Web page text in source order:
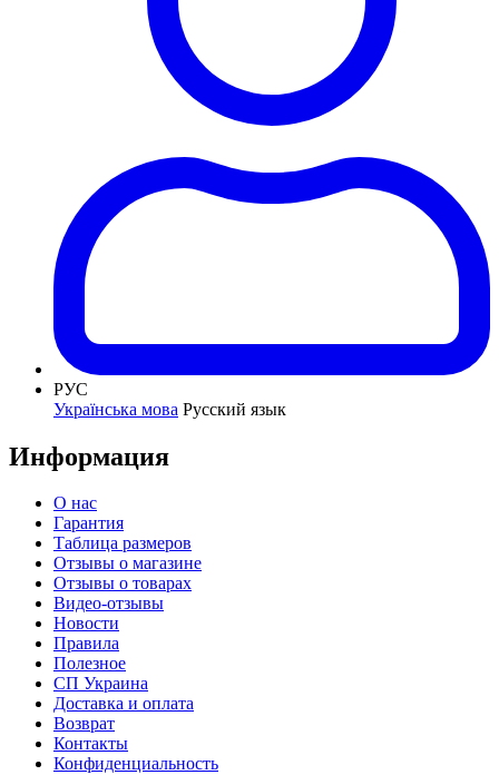
РУС
Українська мова Русский язык
Информация
О нас
Гарантия
Таблица размеров
Отзывы о магазине
Отзывы о товарах
Видео-отзывы
Новости
Правила
Полезное
СП Украина
Доставка и оплата
Возврат
Контакты
Конфиденциальность